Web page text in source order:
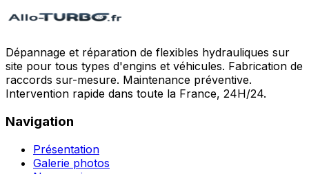
Dépannage et réparation de flexibles hydrauliques sur
site pour tous types d'engins et véhicules. Fabrication de
raccords sur-mesure. Maintenance préventive.
Intervention rapide dans toute la France, 24H/24.
Navigation
Présentation
Galerie photos